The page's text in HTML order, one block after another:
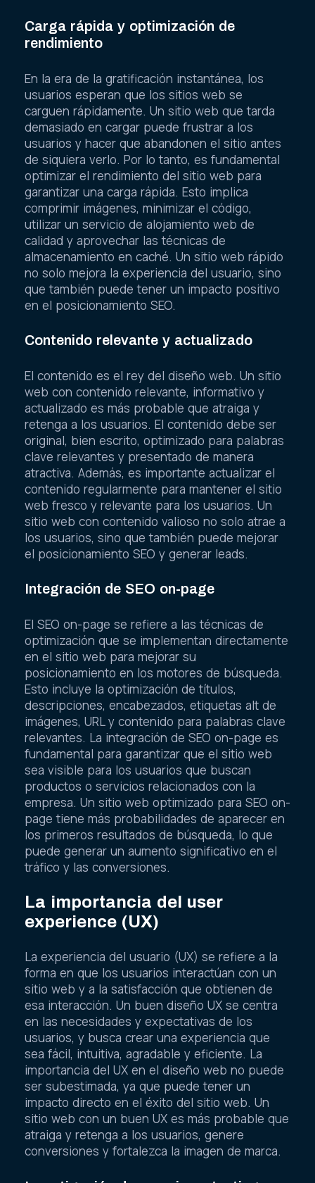
Carga rápida y optimización de
rendimiento
En la era de la gratificación instantánea, los
usuarios esperan que los sitios web se
carguen rápidamente. Un sitio web que tarda
demasiado en cargar puede frustrar a los
usuarios y hacer que abandonen el sitio antes
de siquiera verlo. Por lo tanto, es fundamental
optimizar el rendimiento del sitio web para
garantizar una carga rápida. Esto implica
comprimir imágenes, minimizar el código,
utilizar un servicio de alojamiento web de
calidad y aprovechar las técnicas de
almacenamiento en caché. Un sitio web rápido
no solo mejora la experiencia del usuario, sino
que también puede tener un impacto positivo
en el posicionamiento SEO.
Contenido relevante y actualizado
El contenido es el rey del diseño web. Un sitio
web con contenido relevante, informativo y
actualizado es más probable que atraiga y
retenga a los usuarios. El contenido debe ser
original, bien escrito, optimizado para palabras
clave relevantes y presentado de manera
atractiva. Además, es importante actualizar el
contenido regularmente para mantener el sitio
web fresco y relevante para los usuarios. Un
sitio web con contenido valioso no solo atrae a
los usuarios, sino que también puede mejorar
el posicionamiento SEO y generar leads.
Integración de SEO on-page
El SEO on-page se refiere a las técnicas de
optimización que se implementan directamente
en el sitio web para mejorar su
posicionamiento en los motores de búsqueda.
Esto incluye la optimización de títulos,
descripciones, encabezados, etiquetas alt de
imágenes, URL y contenido para palabras clave
relevantes. La integración de SEO on-page es
fundamental para garantizar que el sitio web
sea visible para los usuarios que buscan
productos o servicios relacionados con la
empresa. Un sitio web optimizado para SEO on-
page tiene más probabilidades de aparecer en
los primeros resultados de búsqueda, lo que
puede generar un aumento significativo en el
tráfico y las conversiones.
La importancia del user
experience (UX)
La experiencia del usuario (UX) se refiere a la
forma en que los usuarios interactúan con un
sitio web y a la satisfacción que obtienen de
esa interacción. Un buen diseño UX se centra
en las necesidades y expectativas de los
usuarios, y busca crear una experiencia que
sea fácil, intuitiva, agradable y eficiente. La
importancia del UX en el diseño web no puede
ser subestimada, ya que puede tener un
impacto directo en el éxito del sitio web. Un
sitio web con un buen UX es más probable que
atraiga y retenga a los usuarios, genere
conversiones y fortalezca la imagen de marca.